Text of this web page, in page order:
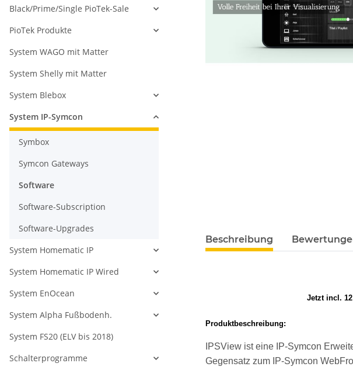
Beschreibung
Jetzt incl.
Produktbeschreibung:
IPSView ist eine IP-Symcon
Gegensatz zum IP-Symcon
Black/Prime/Single PioTek-Sale
PioTek Produkte
System WAGO mit Matter
System Shelly mit Matter
System Blebox
System IP-Symcon
Symbox
Symcon Gateways
Software
Software-Subscription
Software-Upgrades
System Homematic IP
System Homematic IP Wired
System EnOcean
System Alpha Fußbodenh.
System FS20 (ELV bis 2018)
Schalterprogramme